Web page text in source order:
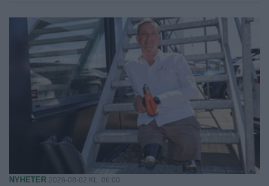
NYHETER 2026-08-02 KL. 06:00